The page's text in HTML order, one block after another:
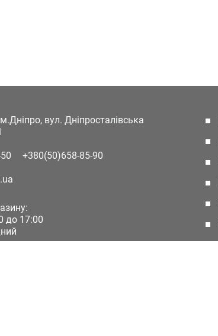
вул. Дніпросталівська
+380(50)658-85-90
до 17:00